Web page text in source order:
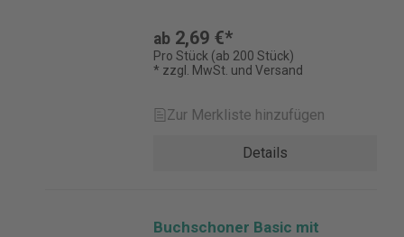
ab 2,69 €*
Pro Stück (ab 200 Stück)
* zzgl. MwSt. und Versand
Zur Merkliste hinzufügen
Details
Buchschoner Basic mit